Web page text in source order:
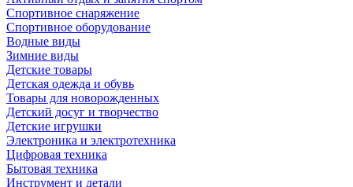
Спортивное снаряжение
Спортивное оборудование
Водные виды
Зимние виды
Детские товары
Детская одежда и обувь
Товары для новорожденных
Детский досуг и творчество
Детские игрушки
Электроника и электротехника
Цифровая техника
Бытовая техника
Инструмент и детали